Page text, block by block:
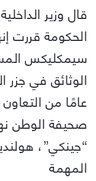
قال وزير
الحكومة قررت
سيمكليكس
الوثائق في جزر
عامًا من
صحيفة الوطن
“جينكي”،
المهمة